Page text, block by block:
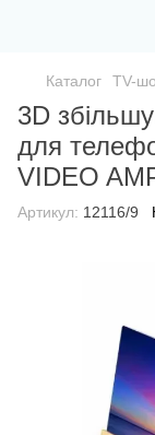
Каталог TV-
3D
для
VIDEO
Артикул: 12116/9